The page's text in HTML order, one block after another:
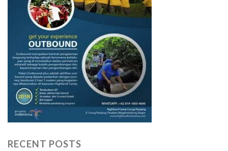
RECENT POSTS